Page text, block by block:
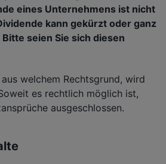
eines Unternehmens ist nicht
kann gekürzt oder ganz
seien Sie sich diesen
welchem Rechtsgrund, wird
es rechtlich möglich ist,
ausgeschlossen.